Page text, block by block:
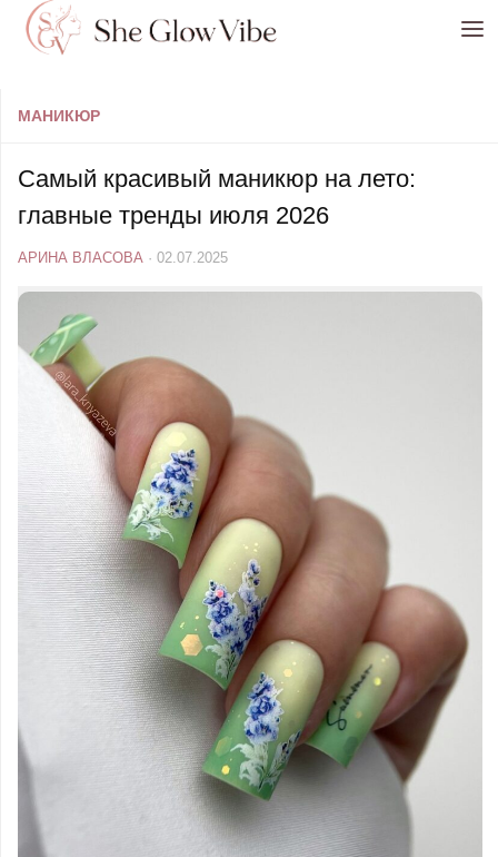
Перейти к содержимому
МАНИКЮР
Самый красивый маникюр на лето:
главные тренды июля 2026
АРИНА ВЛАСОВА · 02.07.2025